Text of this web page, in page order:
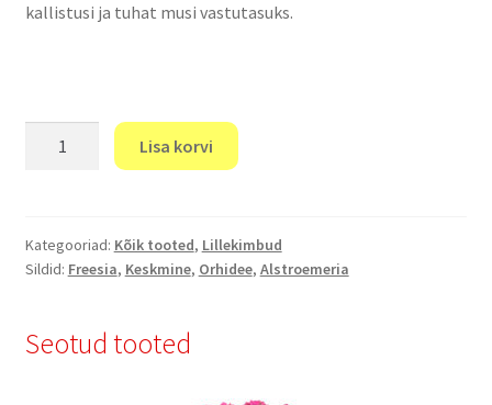
kallistusi ja tuhat musi vastutasuks.
Lisa korvi
Kategooriad: Kõik tooted, Lillekimbud
Sildid: Freesia, Keskmine, Orhidee, Аlstroemeria
Seotud tooted